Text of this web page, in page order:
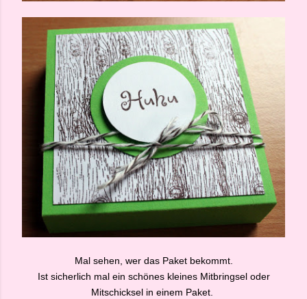
Mal sehen, wer das Paket bekommt.
Ist sicherlich mal ein schönes kleines Mitbringsel oder
Mitschicksel in einem Paket.